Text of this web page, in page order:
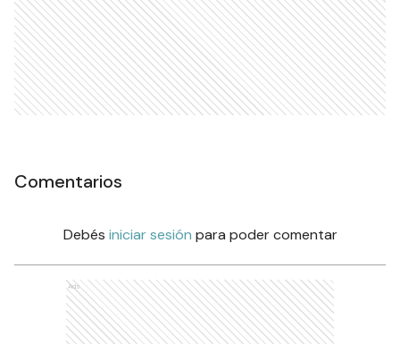
Comentarios
Debés iniciar sesión para poder comentar
Ads